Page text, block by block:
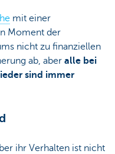
mit einer
Moment der
nicht zu finanziellen
ab, aber alle bei
sind immer
ihr Verhalten ist nicht